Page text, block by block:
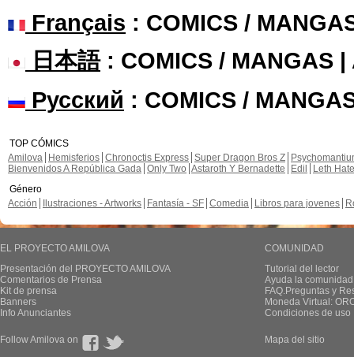
Français : COMICS /
日本語: COMICS / MANGAS |
Русский : COMICS /
TOP CÓMICS
Amilova
Hemisferios Chronoctis Express Super Dragon Bros Z
Bienvenidos A República Gada Only Two Astaroth Y Bernadette Edil
Leth Hate
Género
Acción
Ilustraciones - Artworks Fantasía - SF Comedia Libros para jovenes
EL PROYECTO AMILOVA
Presentación del PROYECTO AMILOVA
Comentarios de Prensa
Kit de prensa
Banners
Info Anunciantes
COMUNIDAD
Tutorial del lector
Ayuda la
FAQ.Preguntas y
Moneda Virtual:
Condiciones de uso
Follow Amilova on Mapa del sitio